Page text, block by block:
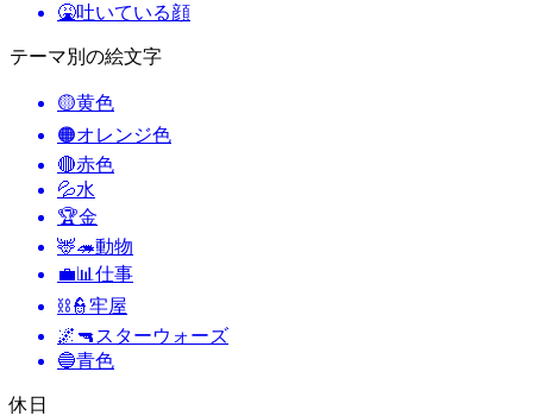
🤮吐いている顔
テーマ別の絵文字
🟡黄色
🟠オレンジ色
🔴赤色
💦水
🏆金
🦌🦔動物
💼📊 仕事
⛓️👮牢屋
🌌🔫 スターウォーズ
🔵青色
休日